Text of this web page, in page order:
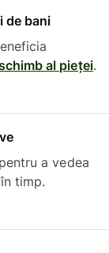
de bani
al pieței.
a vedea
timp.